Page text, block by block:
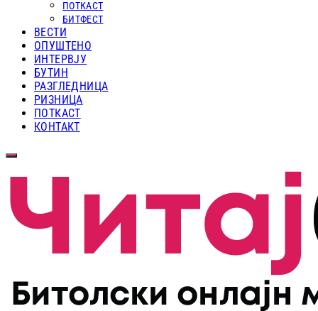
ПОТКАСТ
БИТФЕСТ
ВЕСТИ
ОПУШТЕНО
ИНТЕРВЈУ
БУТИН
РАЗГЛЕДНИЦА
РИЗНИЦА
ПОТКАСТ
КОНТАКТ